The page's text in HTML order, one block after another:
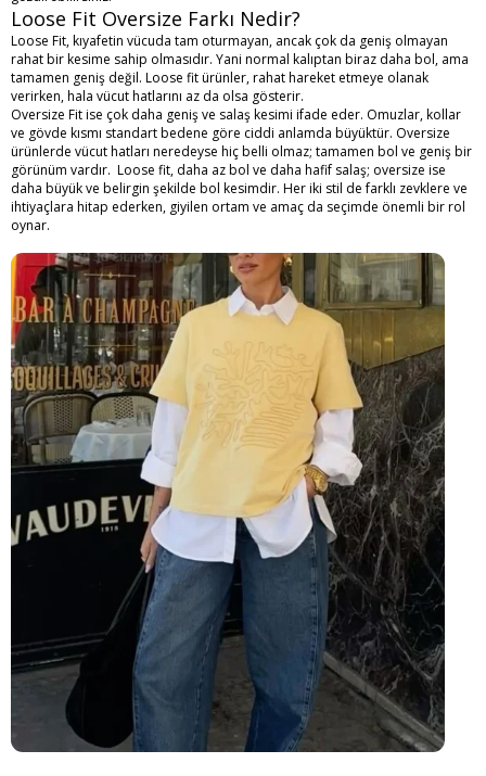
Loose Fit Oversize Farkı Nedir?
Loose Fit, kıyafetin vücuda tam oturmayan, ancak çok da geniş olmayan
rahat bir kesime sahip olmasıdır. Yani normal kalıptan biraz daha bol, ama
tamamen geniş değil. Loose fit ürünler, rahat hareket etmeye olanak
verirken, hala vücut hatlarını az da olsa gösterir.
Oversize Fit ise çok daha geniş ve salaş kesimi ifade eder. Omuzlar, kollar
ve gövde kısmı standart bedene göre ciddi anlamda büyüktür. Oversize
ürünlerde vücut hatları neredeyse hiç belli olmaz; tamamen bol ve geniş bir
görünüm vardır. Loose fit, daha az bol ve daha hafif salaş; oversize ise
daha büyük ve belirgin şekilde bol kesimdir. Her iki stil de farklı zevklere ve
ihtiyaçlara hitap ederken, giyilen ortam ve amaç da seçimde önemli bir rol
oynar.